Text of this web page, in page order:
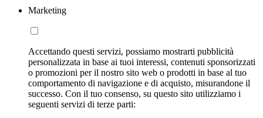
Marketing
Accettando questi servizi, possiamo mostrarti pubblicità
personalizzata in base ai tuoi interessi, contenuti sponsorizzati
o promozioni per il nostro sito web o prodotti in base al tuo
comportamento di navigazione e di acquisto, misurandone il
successo. Con il tuo consenso, su questo sito utilizziamo i
seguenti servizi di terze parti: